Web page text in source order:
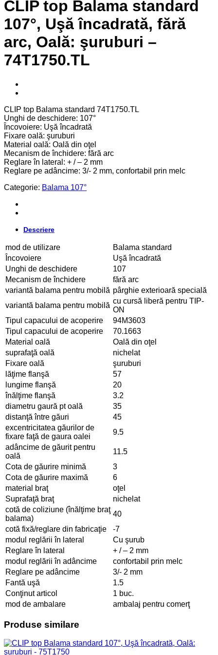
CLIP top Balama standard
107°, Uşă încadrată, fără
arc, Oală: şuruburi –
74T1750.TL
CLIP top Balama standard 74T1750.TL
Unghi de deschidere: 107°
Încovoiere: Uşă încadrată
Fixare oală: şuruburi
Material oală: Oală din oţel
Mecanism de închidere: fără arc
Reglare în lateral: + / – 2 mm
Reglare pe adâncime: 3/- 2 mm, confortabil prin melc
Categorie: Balama 107°
Descriere
mod de utilizare
Balama standard
Încovoiere
Uşă încadrată
Unghi de deschidere
107
Mecanism de închidere
fără arc
variantă balama pentru mobilă pârghie exterioară specială
variantă balama pentru mobilă
cu cursă liberă pentru TIP-
ON
Tipul capacului de acoperire
94M3603
Tipul capacului de acoperire
70.1663
Material oală
Oală din oţel
suprafaţă oală
nichelat
Fixare oală
şuruburi
lăţime flanşă
57
lungime flanşă
20
înălţime flanşă
3.2
diametru gaură pt oală
35
distanţă între găuri
45
excentricitatea găurilor de
fixare faţă de gaura oalei
9.5
adâncime de găurit pentru
oală
11.5
Cota de găurire minimă
3
Cota de găurire maximă
6
material braţ
oţel
Suprafaţă braţ
nichelat
cotă de coliziune (înălţime braţ
balama)
40
cotă fixă/reglare din fabricaţie
-7
modul reglării în lateral
Cu şurub
Reglare în lateral
+ / – 2 mm
modul reglării în adâncime
confortabil prin melc
Reglare pe adâncime
3/- 2 mm
Fantă uşă
1.5
Conţinut articol
1 buc.
mod de ambalare
ambalaj pentru comerţ
Produse similare